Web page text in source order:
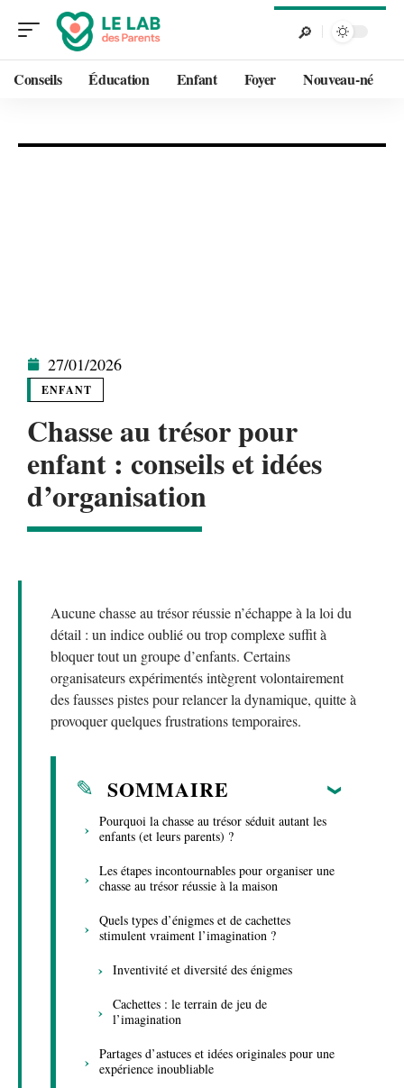
Conseils Éducation Enfant Foyer Nouveau-né
27/01/2026
ENFANT
Chasse au trésor pour
enfant : conseils et idées
d’organisation
Aucune chasse au trésor réussie n’échappe à la loi du
détail : un indice oublié ou trop complexe suffit à
bloquer tout un groupe d’enfants. Certains
organisateurs expérimentés intègrent volontairement
des fausses pistes pour relancer la dynamique, quitte à
provoquer quelques frustrations temporaires.
SOMMAIRE
Pourquoi la chasse au trésor séduit autant les
enfants (et leurs parents) ?
Les étapes incontournables pour organiser une
chasse au trésor réussie à la maison
Quels types d’énigmes et de cachettes
stimulent vraiment l’imagination ?
Inventivité et diversité des énigmes
Cachettes : le terrain de jeu de
l’imagination
Partages d’astuces et idées originales pour une
expérience inoubliable